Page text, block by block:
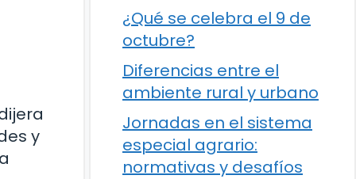
y
¿Qué se celebra el 9 de
octubre?
Diferencias entre el
ambiente rural y urbano
Jornadas en el sistema
especial agrario:
normativas y desafíos